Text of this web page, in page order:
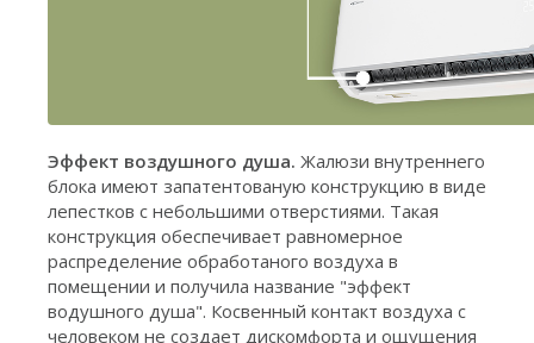
Эффект воздушного душа. Жалюзи внутреннего
блока имеют запатентованую конструкцию в виде
лепестков с небольшими отверстиями. Такая
конструкция обеспечивает равномерное
распределение обработаного воздуха в
помещении и получила название "эффект
водушного душа". Косвенный контакт воздуха с
человеком не создает дискомфорта и ощущения